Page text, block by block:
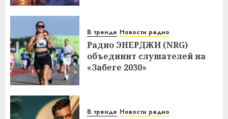
В тренде Новости радио
Радио ЭНЕРДЖИ (NRG)
объединит слушателей на
«Забеге 2030»
В тренде Новости радио